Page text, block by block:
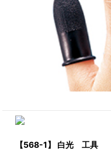
【568-1】 白光 工具